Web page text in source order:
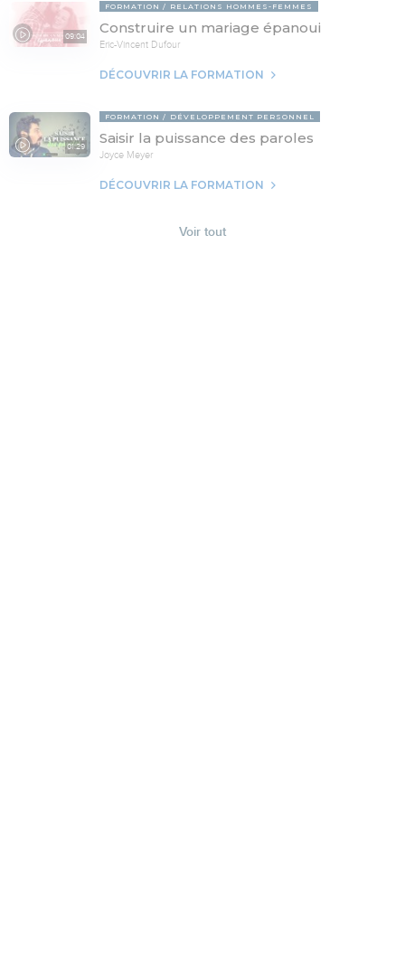
09:04
FORMATION RELATIONS HOMMES-FEMMES
Construire un mariage épanoui
Eric-Vincent Dufour
DÉCOUVRIR LA FORMATION
01:29
FORMATION DÉVELOPPEMENT PERSONNEL
Saisir la puissance des paroles
Joyce Meyer
DÉCOUVRIR LA FORMATION
Voir tout